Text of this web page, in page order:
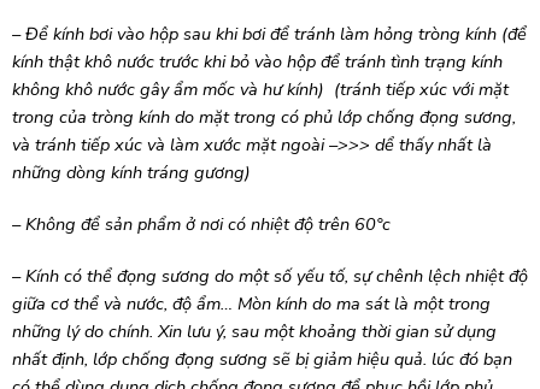
– Để kính bơi vào hộp sau khi bơi để tránh làm hỏng tròng kính (để
kính thật khô nước trước khi bỏ vào hộp để tránh tình trạng kính
không khô nước gây ẩm mốc và hư kính) (tránh tiếp xúc với mặt
trong của tròng kính do mặt trong có phủ lớp chống đọng sương,
và tránh tiếp xúc và làm xước mặt ngoài –>>> dể thấy nhất là
những dòng kính tráng gương)
– Không để sản phẩm ở nơi có nhiệt độ trên 60°c
– Kính có thể đọng sương do một số yếu tố, sự chênh lệch nhiệt độ
giữa cơ thể và nước, độ ẩm… Mòn kính do ma sát là một trong
những lý do chính. Xin lưu ý, sau một khoảng thời gian sử dụng
nhất định, lớp chống đọng sương sẽ bị giảm hiệu quả. lúc đó bạn